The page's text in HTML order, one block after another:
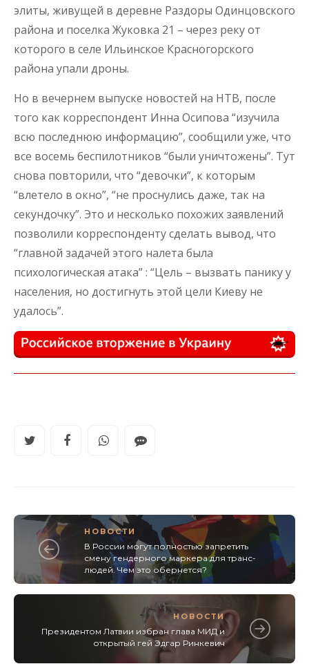
элиты, живущей в деревне Раздоры Одинцовского
района и поселка Жуковка 21 – через реку от
которого в селе Ильинское Красногорского
района упали дроны.
Но в вечернем выпуске новостей на НТВ, после
того как корреспондент Инна Осипова “изучила
всю последнюю информацию”, сообщили уже, что
все восемь беспилотников “были уничтожены”. Тут
снова повторили, что “девочки”, к которым
“влетело в окно”, “не проснулись даже, так на
секундочку”. Это и несколько похожих заявлений
позволили корреспонденту сделать вывод, что
“главной задачей этого налета была
психологическая атака” : “Цель – вызвать панику у
населения, но достигнуть этой цели Киеву не
удалось”.
НОВОСТИ
В России могут полностью запретить
смену гендерного маркера для транс-
людей. Чем это обернется?
НОВОСТИ
Президентом Латвии избран глава МИД и
открытый гей Эдгар Ринкевич